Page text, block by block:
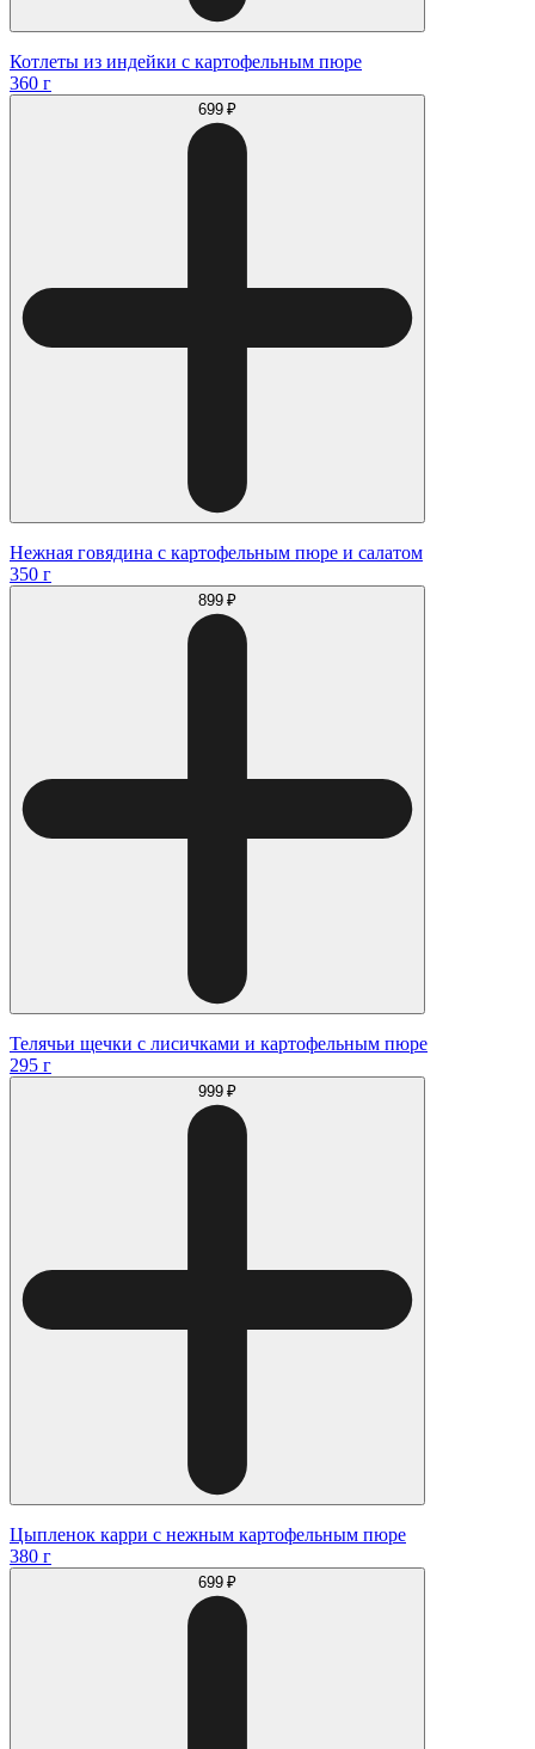
Котлеты из индейки с картофельным пюре
360 г
699 ₽
Нежная говядина с картофельным пюре и салатом
350 г
899 ₽
Телячьи щечки с лисичками и картофельным пюре
295 г
999 ₽
Цыпленок карри с нежным картофельным пюре
380 г
699 ₽